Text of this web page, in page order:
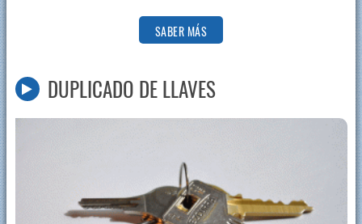
SABER MÁS
DUPLICADO DE LLAVES